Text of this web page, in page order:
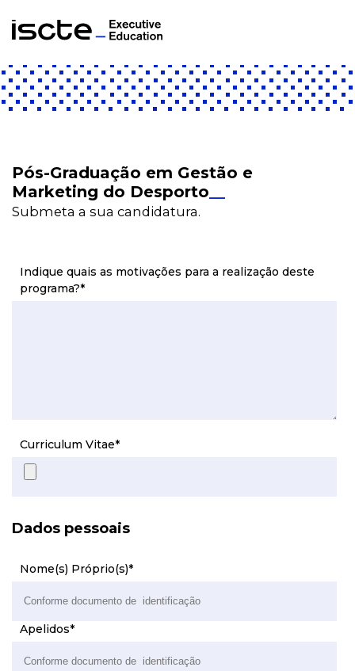
Pós-Graduação em Gestão e
Marketing do Desporto
Submeta a sua candidatura.
Indique quais as motivações para a realização deste
programa?*
Curriculum Vitae*
Dados pessoais
Nome(s) Próprio(s)*
Apelidos*